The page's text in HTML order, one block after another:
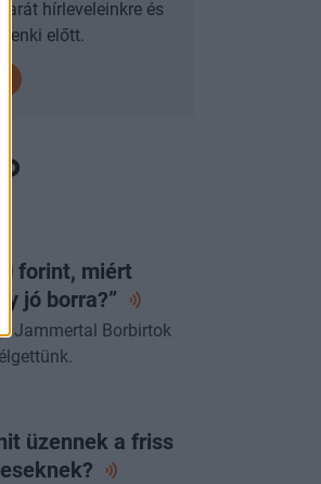
hírleveleinkre és
előtt.
forint, miért
jó borra?”
Jammertal Borbirtok
üzennek a friss